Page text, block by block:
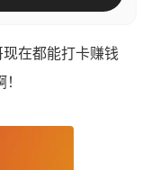
现在都能打卡赚钱